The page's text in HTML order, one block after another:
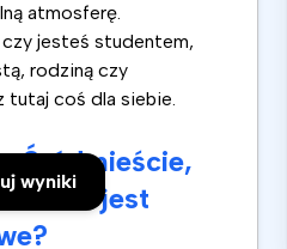
wyniki
atmosferę.
jesteś studentem,
rodziną czy
tutaj coś dla siebie.
Śródmieście,
jest